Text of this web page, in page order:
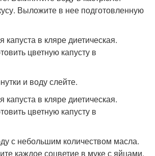
Выложите в нее подготовленную
и воду слейте.
с небольшим количеством масла.
каждое соцветие в муке с яйцами,